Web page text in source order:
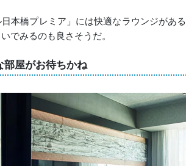
日本橋プレミア」には快適なラウンジがあ
でみるのも良さそうだ。
部屋がお待ちかね